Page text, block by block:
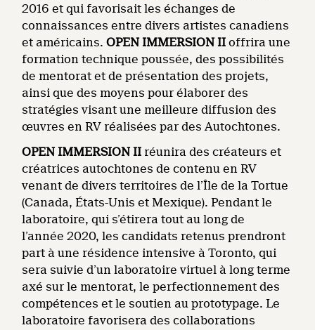
2016 et qui favorisait les échanges de
connaissances entre divers artistes canadiens
et américains.OPEN IMMERSION II offrira une
formation technique poussée, des possibilités
de mentorat et de présentation des projets,
ainsi que des moyens pour élaborer des
stratégies visant une meilleure diffusion des
œuvres en RV réalisées par des Autochtones.
OPEN IMMERSION II réunira des créateurs et
créatrices autochtones de contenu en RV
venant de divers territoires de l’Île de la Tortue
(Canada, États-Unis et Mexique). Pendant le
laboratoire, qui s’étirera tout au long de
l’année 2020, les candidats retenus prendront
part à une résidence intensive à Toronto, qui
sera suivie d’un laboratoire virtuel à long terme
axé sur le mentorat, le perfectionnement des
compétences et le soutien au prototypage. Le
laboratoire favorisera des collaborations